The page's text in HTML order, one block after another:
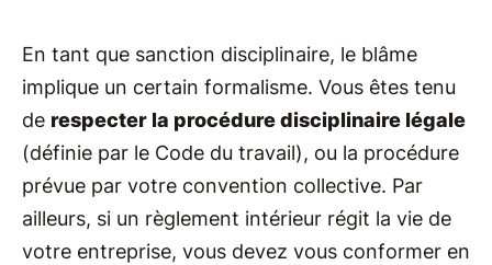
En tant que sanction disciplinaire, le blâme
implique un certain formalisme. Vous êtes tenu
de respecter la procédure disciplinaire légale
(définie par le Code du travail), ou la procédure
prévue par votre convention collective. Par
ailleurs, si un règlement intérieur régit la vie de
votre entreprise, vous devez vous conformer en